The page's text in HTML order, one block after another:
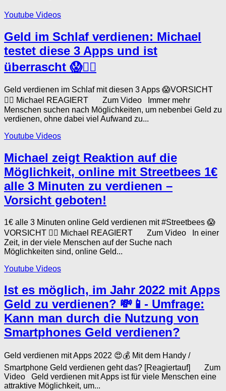
Youtube Videos
Geld im Schlaf verdienen: Michael
testet diese 3 Apps und ist
überrascht 😱🤦‍♂️
Geld verdienen im Schlaf mit diesen 3 Apps 😱VORSICHT
🤦‍♂️ Michael REAGIERT Zum Video Immer mehr
Menschen suchen nach Möglichkeiten, um nebenbei Geld zu
verdienen, ohne dabei viel Aufwand zu...
Youtube Videos
Michael zeigt Reaktion auf die
Möglichkeit, online mit Streetbees 1€
alle 3 Minuten zu verdienen –
Vorsicht geboten!
1€ alle 3 Minuten online Geld verdienen mit #Streetbees 😱
VORSICHT 🤦‍♂️ Michael REAGIERT Zum Video In einer
Zeit, in der viele Menschen auf der Suche nach
Möglichkeiten sind, online Geld...
Youtube Videos
Ist es möglich, im Jahr 2022 mit Apps
Geld zu verdienen? 💸📱- Umfrage:
Kann man durch die Nutzung von
Smartphones Geld verdienen?
Geld verdienen mit Apps 2022 😍💰 Mit dem Handy /
Smartphone Geld verdienen geht das? [Reagiertauf] Zum
Video Geld verdienen mit Apps ist für viele Menschen eine
attraktive Möglichkeit, um...